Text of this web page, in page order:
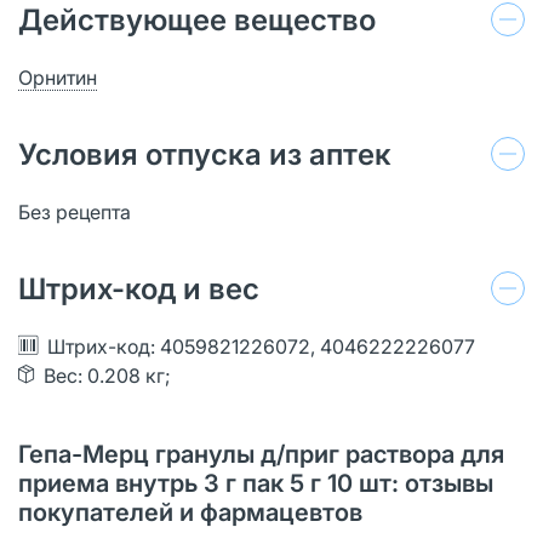
Действующее вещество
Орнитин
Условия отпуска из аптек
Без рецепта
Штрих-код и вес
Штрих-код: 4059821226072, 4046222226077
Вес: 0.208 кг;
Гепа-Мерц гранулы д/приг раствора для
приема внутрь 3 г пак 5 г 10 шт: отзывы
покупателей и фармацевтов